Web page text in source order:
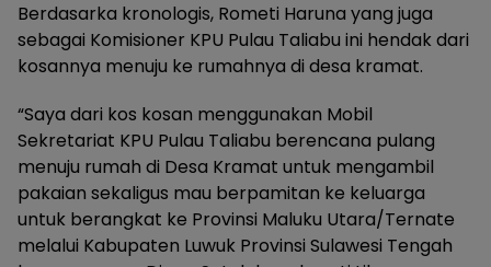
Berdasarka kronologis, Rometi Haruna yang juga
sebagai Komisioner KPU Pulau Taliabu ini hendak dari
kosannya menuju ke rumahnya di desa kramat.
“Saya dari kos kosan menggunakan Mobil
Sekretariat KPU Pulau Taliabu berencana pulang
menuju rumah di Desa Kramat untuk mengambil
pakaian sekaligus mau berpamitan ke keluarga
untuk berangkat ke Provinsi Maluku Utara/Ternate
melalui Kabupaten Luwuk Provinsi Sulawesi Tengah